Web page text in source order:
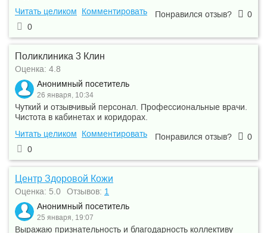
Читать целиком
Комментировать Понравился отзыв?
0
0
Поликлиника 3 Клин
Оценка: 4.8
Анонимный посетитель
26 января, 10:34
Чуткий и отзывчивый персонал. Профессиональные врачи.
Чистота в кабинетах и коридорах.
Читать целиком
Комментировать Понравился отзыв?
0
0
Центр Здоровой Кожи
Оценка: 5.0 Отзывов: 1
Анонимный посетитель
25 января, 19:07
Выражаю признательность и благодарность коллективу